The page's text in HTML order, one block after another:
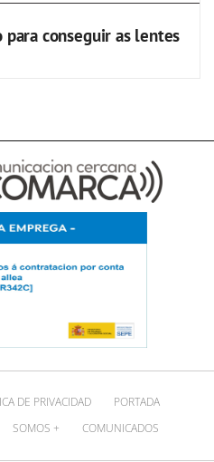
para conseguir as lentes
DE PRIVACIDAD
PORTADA
SOMOS + COMUNICADOS